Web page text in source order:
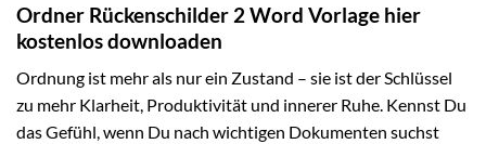
Ordner Rückenschilder 2 Word Vorlage hier
kostenlos downloaden
Ordnung ist mehr als nur ein Zustand – sie ist der Schlüssel
zu mehr Klarheit, Produktivität und innerer Ruhe. Kennst Du
das Gefühl, wenn Du nach wichtigen Dokumenten suchst